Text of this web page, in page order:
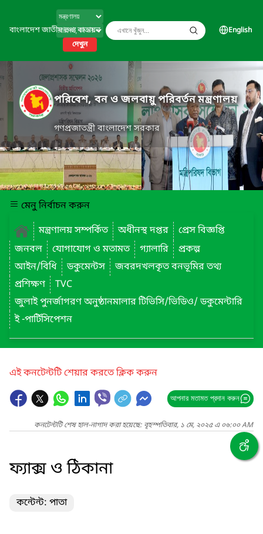
বাংলাদেশ জাতীয় তথ্য বাতায়ন
দেখুন
English
পরিবেশ, বন ও জলবায়ু পরিবর্তন মন্ত্রণালয়
গণপ্রজাতন্ত্রী বাংলাদেশ সরকার
মেনু নির্বাচন করুন
মন্ত্রণালয় সম্পর্কিত
অধীনস্থ দপ্তর
প্রেস বিজ্ঞপ্তি
জনবল
যোগাযোগ ও মতামত গ্যালারি
প্রকল্প
আইন/বিধি
ডকুমেন্টস
জবরদখলকৃত বনভূমির তথ্য
প্রশিক্ষণ
TVC
জুলাই পুনর্জাগরণ অনুষ্ঠানমালার টিভিসি/ভিডিও/ ডকুমেন্টারি
ই -পার্টিসিপেশন
এই কনটেন্টটি শেয়ার করতে ক্লিক করুন
আপনার মতামত প্রদান করুন
কনটেন্টটি শেষ হাল-নাগাদ করা হয়েছে: বৃহস্পতিবার, ১ মে, ২০২৫ এ ০৬:০০ AM
ফ্যাক্স ও ঠিকানা
কন্টেন্ট: পাতা